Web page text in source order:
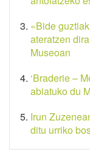
«Bide
ateratzen
Museoan
‘Braderie –
abiatuko du
Irun
ditu urriko